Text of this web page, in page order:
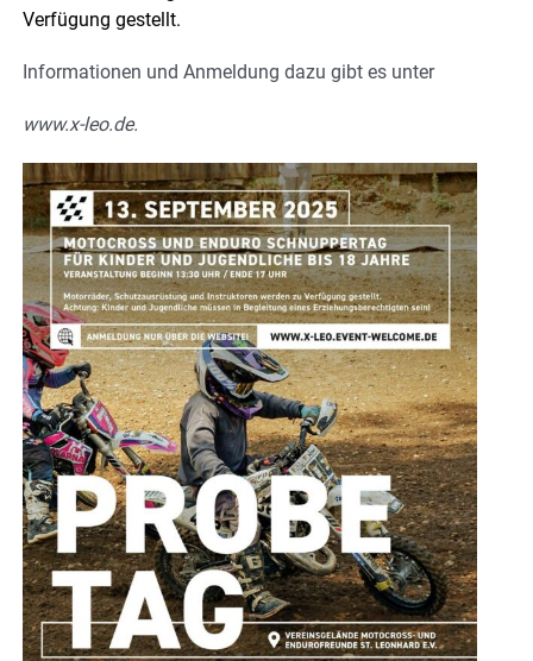
Verfügung gestellt.
Informationen und Anmeldung dazu gibt es unter
www.x-leo.de.